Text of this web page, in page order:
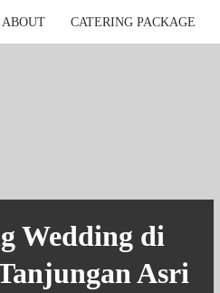
ABOUT CATERING PACKAGE
Wedding di
Asri